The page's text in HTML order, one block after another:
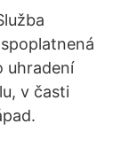
uhradení
v časti